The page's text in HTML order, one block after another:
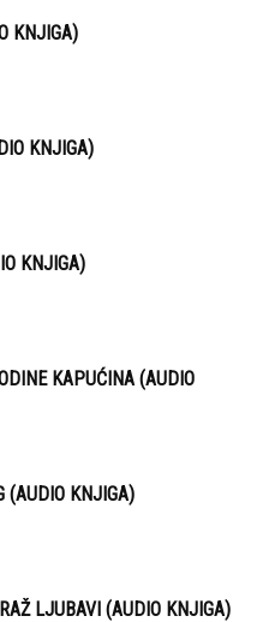
KNJIGA)
KNJIGA)
KNJIGA)
KAPUĆINA (AUDIO
(AUDIO KNJIGA)
LJUBAVI (AUDIO KNJIGA)